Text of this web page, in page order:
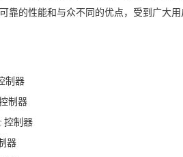
靠的性能和与众不同的优点，受到广大
制器
制器
控制器
器